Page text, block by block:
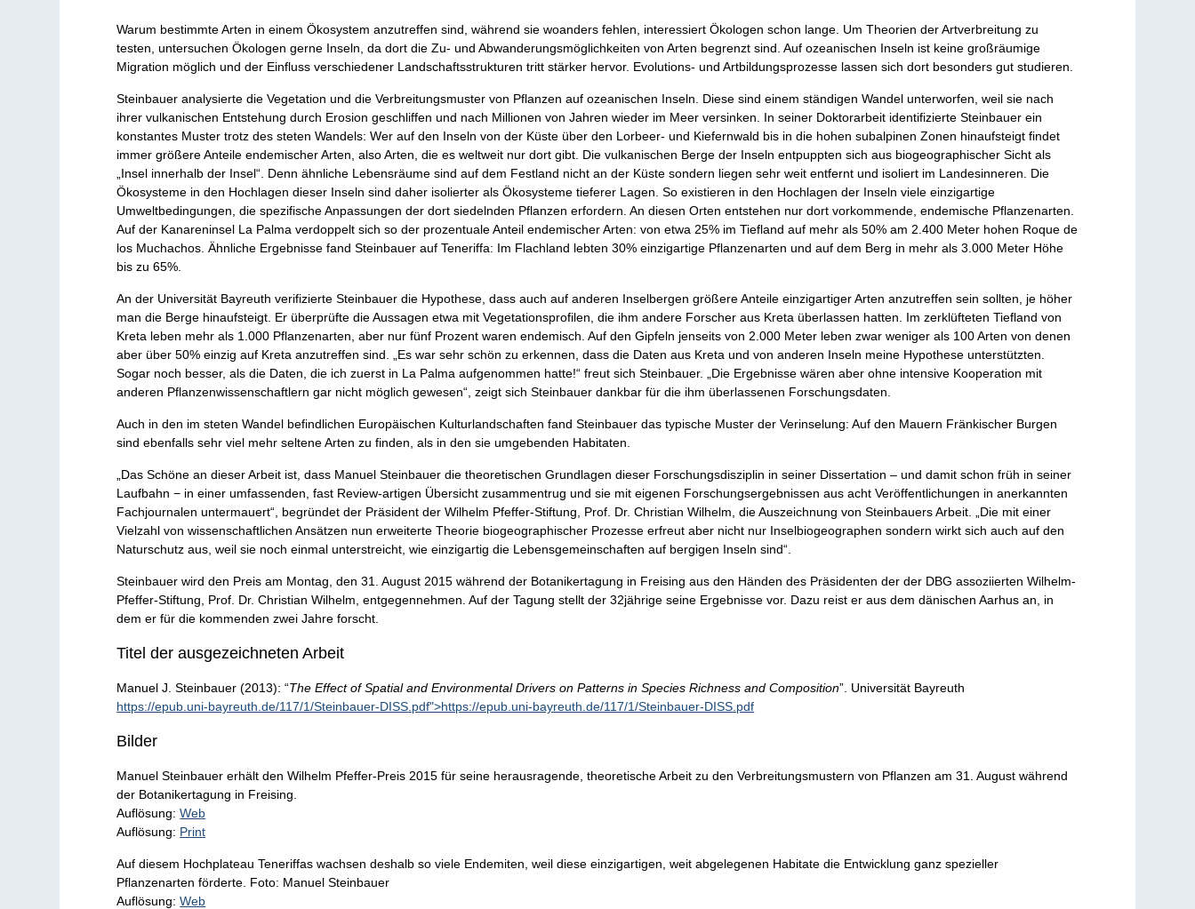
Warum bestimmte Arten in einem Ökosystem anzutreffen sind, während sie woanders fehlen, interessiert Ökologen schon lange. Um Theorien der Artverbreitung zu
testen, untersuchen Ökologen gerne Inseln, da dort die Zu- und Abwanderungsmöglichkeiten von Arten begrenzt sind. Auf ozeanischen Inseln ist keine großräumige
Migration möglich und der Einfluss verschiedener Landschaftsstrukturen tritt stärker hervor. Evolutions- und Artbildungsprozesse lassen sich dort besonders gut studieren.
Steinbauer analysierte die Vegetation und die Verbreitungsmuster von Pflanzen auf ozeanischen Inseln. Diese sind einem ständigen Wandel unterworfen, weil sie nach
ihrer vulkanischen Entstehung durch Erosion geschliffen und nach Millionen von Jahren wieder im Meer versinken. In seiner Doktorarbeit identifizierte Steinbauer ein
konstantes Muster trotz des steten Wandels: Wer auf den Inseln von der Küste über den Lorbeer- und Kiefernwald bis in die hohen subalpinen Zonen hinaufsteigt findet
immer größere Anteile endemischer Arten, also Arten, die es weltweit nur dort gibt. Die vulkanischen Berge der Inseln entpuppten sich aus biogeographischer Sicht als
„Insel innerhalb der Insel“. Denn ähnliche Lebensräume sind auf dem Festland nicht an der Küste sondern liegen sehr weit entfernt und isoliert im Landesinneren. Die
Ökosysteme in den Hochlagen dieser Inseln sind daher isolierter als Ökosysteme tieferer Lagen. So existieren in den Hochlagen der Inseln viele einzigartige
Umweltbedingungen, die spezifische Anpassungen der dort siedelnden Pflanzen erfordern. An diesen Orten entstehen nur dort vorkommende, endemische Pflanzenarten.
Auf der Kanareninsel La Palma verdoppelt sich so der prozentuale Anteil endemischer Arten: von etwa 25% im Tiefland auf mehr als 50% am 2.400 Meter hohen Roque de
los Muchachos. Ähnliche Ergebnisse fand Steinbauer auf Teneriffa: Im Flachland lebten 30% einzigartige Pflanzenarten und auf dem Berg in mehr als 3.000 Meter Höhe
bis zu 65%.
An der Universität Bayreuth verifizierte Steinbauer die Hypothese, dass auch auf anderen Inselbergen größere Anteile einzigartiger Arten anzutreffen sein sollten, je höher
man die Berge hinaufsteigt. Er überprüfte die Aussagen etwa mit Vegetationsprofilen, die ihm andere Forscher aus Kreta überlassen hatten. Im zerklüfteten Tiefland von
Kreta leben mehr als 1.000 Pflanzenarten, aber nur fünf Prozent waren endemisch. Auf den Gipfeln jenseits von 2.000 Meter leben zwar weniger als 100 Arten von denen
aber über 50% einzig auf Kreta anzutreffen sind. „Es war sehr schön zu erkennen, dass die Daten aus Kreta und von anderen Inseln meine Hypothese unterstützten.
Sogar noch besser, als die Daten, die ich zuerst in La Palma aufgenommen hatte!“ freut sich Steinbauer. „Die Ergebnisse wären aber ohne intensive Kooperation mit
anderen Pflanzenwissenschaftlern gar nicht möglich gewesen“, zeigt sich Steinbauer dankbar für die ihm überlassenen Forschungsdaten.
Auch in den im steten Wandel befindlichen Europäischen Kulturlandschaften fand Steinbauer das typische Muster der Verinselung: Auf den Mauern Fränkischer Burgen
sind ebenfalls sehr viel mehr seltene Arten zu finden, als in den sie umgebenden Habitaten.
„Das Schöne an dieser Arbeit ist, dass Manuel Steinbauer die theoretischen Grundlagen dieser Forschungsdisziplin in seiner Dissertation – und damit schon früh in seiner
Laufbahn − in einer umfassenden, fast Review-artigen Übersicht zusammentrug und sie mit eigenen Forschungsergebnissen aus acht Veröffentlichungen in anerkannten
Fachjournalen untermauert“, begründet der Präsident der Wilhelm Pfeffer-Stiftung, Prof. Dr. Christian Wilhelm, die Auszeichnung von Steinbauers Arbeit. „Die mit einer
Vielzahl von wissenschaftlichen Ansätzen nun erweiterte Theorie biogeographischer Prozesse erfreut aber nicht nur Inselbiogeographen sondern wirkt sich auch auf den
Naturschutz aus, weil sie noch einmal unterstreicht, wie einzigartig die Lebensgemeinschaften auf bergigen Inseln sind“.
Steinbauer wird den Preis am Montag, den 31. August 2015 während der Botanikertagung in Freising aus den Händen des Präsidenten der der DBG assoziierten Wilhelm-
Pfeffer-Stiftung, Prof. Dr. Christian Wilhelm, entgegennehmen. Auf der Tagung stellt der 32jährige seine Ergebnisse vor. Dazu reist er aus dem dänischen Aarhus an, in
dem er für die kommenden zwei Jahre forscht.
Titel der ausgezeichneten Arbeit
Manuel J. Steinbauer (2013): “The Effect of Spatial and Environmental Drivers on Patterns in Species Richness and Composition”. Universität Bayreuth
https://epub.uni-bayreuth.de/117/1/Steinbauer-DISS.pdf">https://epub.uni-bayreuth.de/117/1/Steinbauer-DISS.pdf
Bilder
Manuel Steinbauer erhält den Wilhelm Pfeffer-Preis 2015 für seine herausragende, theoretische Arbeit zu den Verbreitungsmustern von Pflanzen am 31. August während
der Botanikertagung in Freising.
Auflösung:Web
Auflösung: Print
Auf diesem Hochplateau Teneriffas wachsen deshalb so viele Endemiten, weil diese einzigartigen, weit abgelegenen Habitate die Entwicklung ganz spezieller
Pflanzenarten förderte. Foto: Manuel Steinbauer
Auflösung:Web